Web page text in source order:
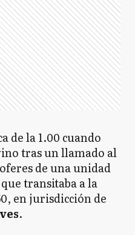
de la 1.00 cuando
tras un llamado al
de una unidad
transitaba a la
en jurisdicción de
.